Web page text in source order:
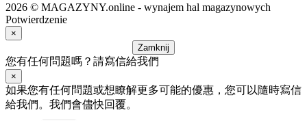
2026 © MAGAZYNY.online - wynajem hal magazynowych
Potwierdzenie
×
Zamknij
您有任何問題嗎？請寫信給我們
×
如果您有任何問題或想瞭解更多可能的優惠，您可以隨時寫信
給我們。我們會儘快回覆。